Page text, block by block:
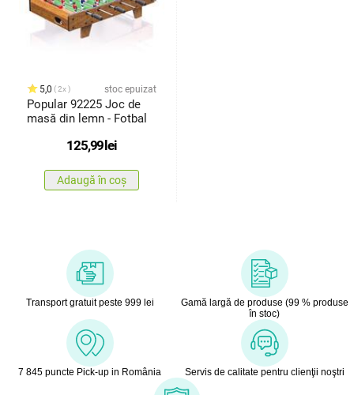
5,0 2x stoc epuizat
Popular 92225 Joc de
masă din lemn - Fotbal
125,99 lei
Adaugă în coș
Transport gratuit peste 999 lei
Gamă largă de produse (99 % produse
în stoc)
7 845 puncte Pick-up in România Servis de calitate pentru clienţii noştri